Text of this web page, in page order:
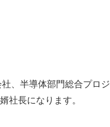
、半導体部門総合プロジ
社長になります。